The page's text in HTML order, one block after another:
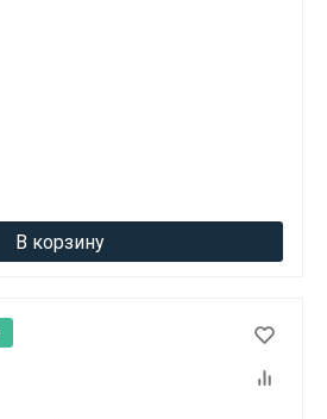
В корзину
18 лет?